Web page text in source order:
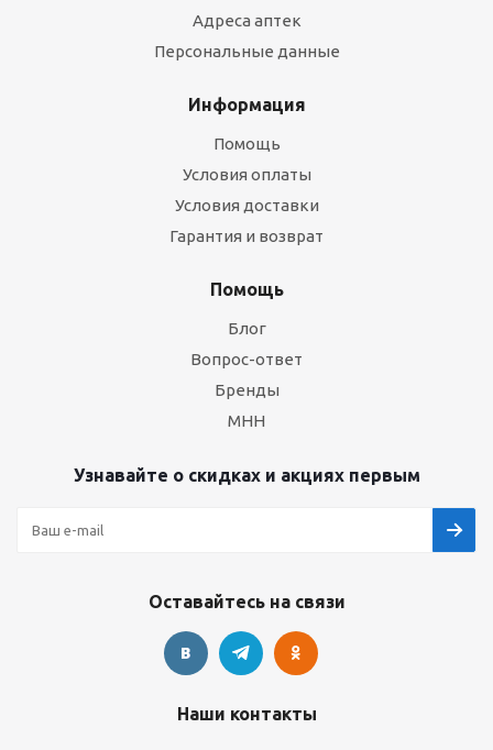
Адреса аптек
Персональные данные
Информация
Помощь
Условия оплаты
Условия доставки
Гарантия и возврат
Помощь
Блог
Вопрос-ответ
Бренды
МНН
Узнавайте о скидках и акциях первым
Оставайтесь на связи
Наши контакты